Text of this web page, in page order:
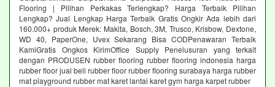
Flooring | Pilihan Perkakas Terlengkap? Harga Terbaik Pilihan
Lengkap? Jual Lengkap Harga Terbaik Gratis Ongkir Ada lebih dari
160.000+ produk Merek: Makita, Bosch, 3M, Trusco, Krisbow, Dextone,
WD 40, PaperOne, Uvex Sekarang Bisa CODPenawaran Terbaik
KamiGratis Ongkos KirimOffice Supply Penelusuran yang terkait
dengan PRODUSEN rubber flooring rubber flooring indonesia harga
rubber floor jual beli rubber floor rubber flooring surabaya harga rubber
mat playground rubber mat karet lantai karet gym harga karpet rubber